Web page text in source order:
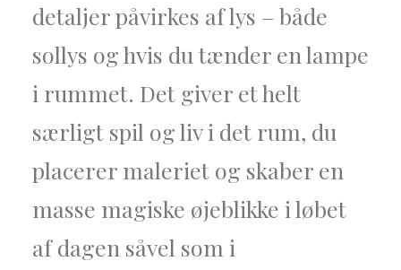
detaljer påvirkes af lys – både
sollys og hvis du tænder en lampe
i rummet. Det giver et helt
særligt spil og liv i det rum, du
placerer maleriet og skaber en
masse magiske øjeblikke i løbet
af dagen såvel som i